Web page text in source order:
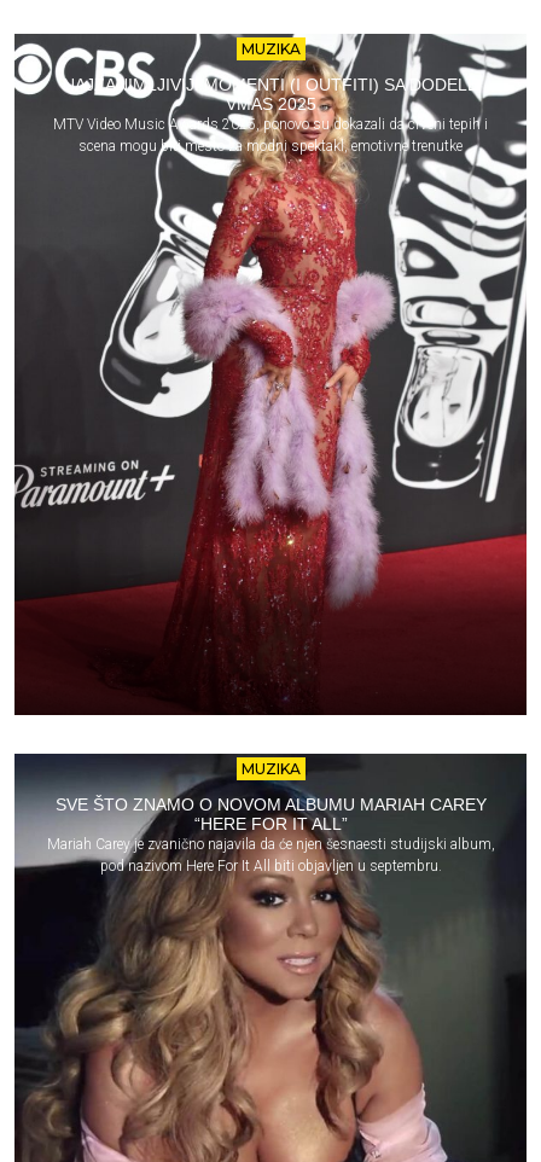
MUZIKA
NAJZANIMLJIVIJI MOMENTI (I OUTFITI) SA DODELE
VMAS 2025
MTV Video Music Awards 2025, ponovo su dokazali da crveni tepih i
scena mogu biti mesto za modni spektakl, emotivne trenutke
MUZIKA
SVE ŠTO ZNAMO O NOVOM ALBUMU MARIAH CAREY
“HERE FOR IT ALL”
Mariah Carey je zvanično najavila da će njen šesnaesti studijski album,
pod nazivom Here For It All biti objavljen u septembru.